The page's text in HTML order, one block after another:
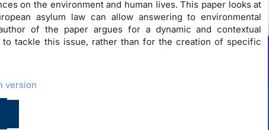
on the environment and human lives. This paper looks at
asylum law can allow answering to environmental
of the paper argues for a dynamic and contextual
tackle this issue, rather than for the creation of specific
version